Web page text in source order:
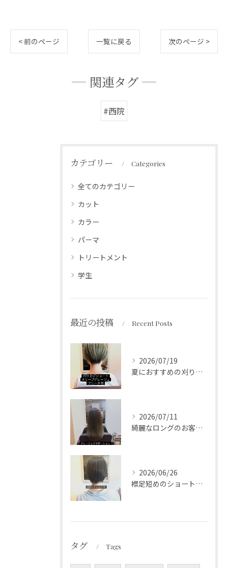
< 前のページ 一覧に戻る 次のページ >
関連タグ
#西院
カテゴリー Categories
全てのカテゴリー
カット
カラー
パーマ
トリートメント
学生
最近の投稿 Recent Posts
2026/07/19
夏におすすめの刈り上げショートスタイルです✨
2026/07/11
綺麗なロングのお客様です✨
2026/06/26
襟足短めのショートスタイルです✨
タグ Tags